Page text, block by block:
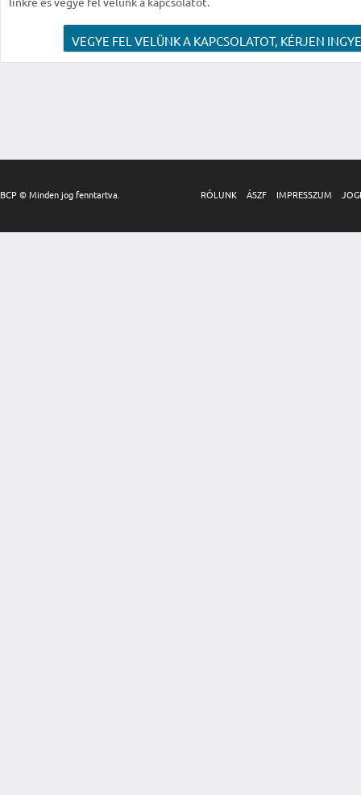
VEGYE FEL VELÜNK A KAPCSOLATOT, KÉRJEN
BCP © Minden jog fenntartva. RÓLUNK ÁSZF IMPRESSZUM